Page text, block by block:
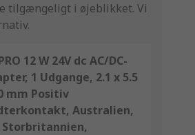
tilgængeligt i øjeblikket. Vi
12 W 24V dc AC/DC-
1 Udgange, 2.1 x 5.5
mm Positiv
Australien,
Storbritannien,